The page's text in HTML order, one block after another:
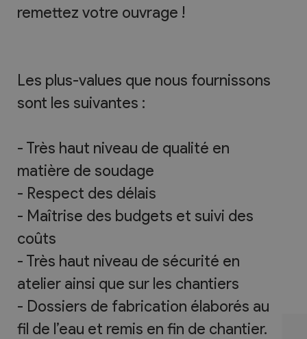
remettez votre ouvrage !
Les plus-values que nous fournissons
sont les suivantes :
- Très haut niveau de qualité en
matière de soudage
- Respect des délais
- Maîtrise des budgets et suivi des
coûts
- Très haut niveau de sécurité en
atelier ainsi que sur les chantiers
- Dossiers de fabrication élaborés au
fil de l’eau et remis en fin de chantier.